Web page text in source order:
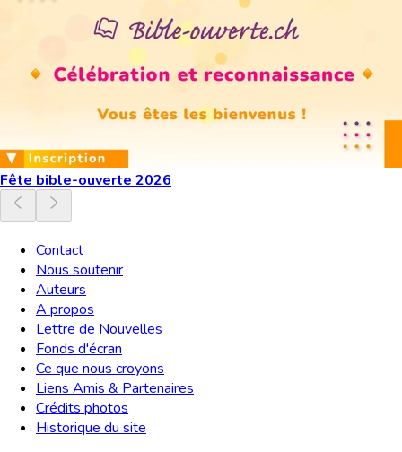
Fête bible-ouverte 2026
Contact
Nous soutenir
Auteurs
A propos
Lettre de Nouvelles
Fonds d'écran
Ce que nous croyons
Liens Amis & Partenaires
Crédits photos
Historique du site